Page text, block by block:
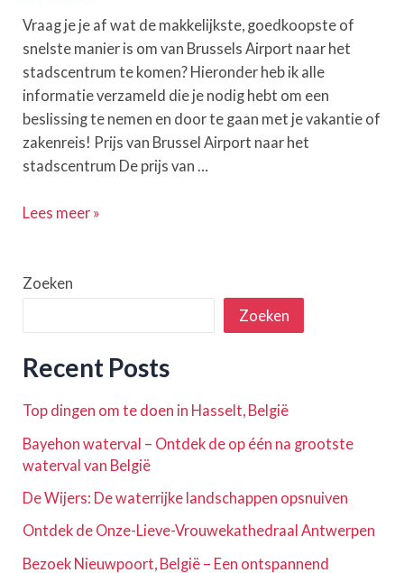
Vraag je je af wat de makkelijkste, goedkoopste of
snelste manier is om van Brussels Airport naar het
stadscentrum te komen? Hieronder heb ik alle
informatie verzameld die je nodig hebt om een
beslissing te nemen en door te gaan met je vakantie of
zakenreis! Prijs van Brussel Airport naar het
stadscentrum De prijs van …
Brussel
Centrum:
trein,
&
Lees meer »
Zoeken
Zoeken
Recent Posts
Top dingen om te doen in Hasselt, België
Bayehon waterval – Ontdek de op één na grootste
waterval van België
De Wijers: De waterrijke landschappen opsnuiven
Ontdek de Onze-Lieve-Vrouwekathedraal Antwerpen
Bezoek Nieuwpoort, België – Een ontspannend